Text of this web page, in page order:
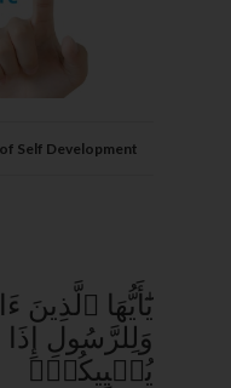
Self Development
يَٰٓأَيُّهَا ٱلَّذِينَ
وَلِلرَّسُولِ
يُحۡيِيكُمۡۖ